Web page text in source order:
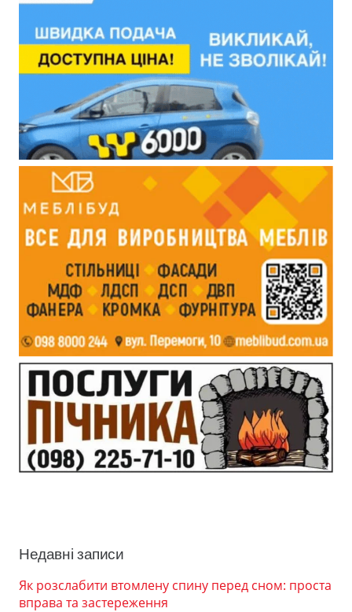
Недавні записи
Як розслабити втомлену спину перед сном: проста
вправа та застереження